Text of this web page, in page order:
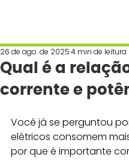
Qual é a
corrente e
26 de ago. de 20254 min de leitura
Você já se perguntou
elétricos consomem
por que é importante